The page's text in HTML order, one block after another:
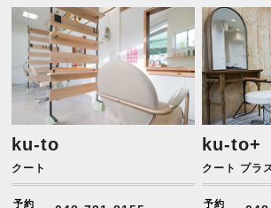
ku-to
クート
予約
ku-to+
クート プラ
予約